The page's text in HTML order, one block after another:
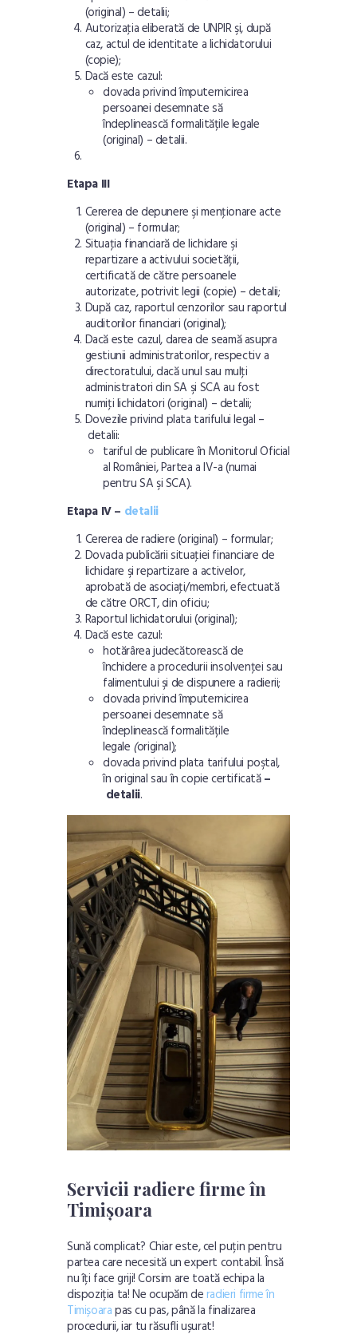
(original) –detalii;
Autorizaţia eliberată de UNPIR şi, după
caz, actul de identitate a lichidatorului
(copie);
Dacă este cazul:
dovada privind împuternicirea
persoanei desemnate să
îndeplinească formalitățile legale
(original) –detalii.
Etapa III
Cererea de depunere şi menţionare acte
(original) – formular;
Situaţia financiară de lichidare şi
repartizare a activului societății,
certificată de către persoanele
autorizate, potrivit legii (copie) –detalii;
După caz, raportul cenzorilor sau raportul
auditorilor financiari (original);
Dacă este cazul, darea de seamă asupra
gestiunii administratorilor, respectiv a
directoratului, dacă unul sau mulţi
administratori din SA şi SCA au fost
numiţi lichidatori (original) –detalii;
Dovezile privind plata tarifului legal –
detalii:
tariful de publicare în Monitorul Oficial
al României, Partea a IV-a(numai
pentru SA şi SCA).
Etapa IV – detalii
Cererea de radiere (original) – formular;
Dovada publicării situaţiei financiare de
lichidare şi repartizare a activelor,
aprobată de asociaţi/membri, efectuată
de către ORCT, din oficiu;
Raportul lichidatorului (original);
Dacă este cazul:
hotărârea judecătorească de
închidere a procedurii insolvenţei sau
falimentului şi de dispunere a radierii;
dovada privind împuternicirea
persoanei desemnate să
îndeplinească formalitățile
legale (original);
dovada privind plata tarifului poştal,
în original sau în copie certificată–
detalii.
Servicii radiere firme în
Timișoara
Sună complicat? Chiar este, cel puțin pentru
partea care necesită un expert contabil. Însă
nu îți face griji! Corsim are toată echipa la
dispoziția ta! Ne ocupăm deradieri firme în
Timișoarapas cu pas, până la finalizarea
procedurii, iar tu răsufli ușurat!